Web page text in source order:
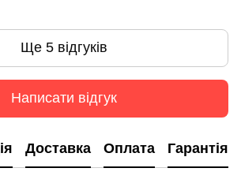
Ще 5 відгуків
Написати відгук
Доставка Оплата Гарантія